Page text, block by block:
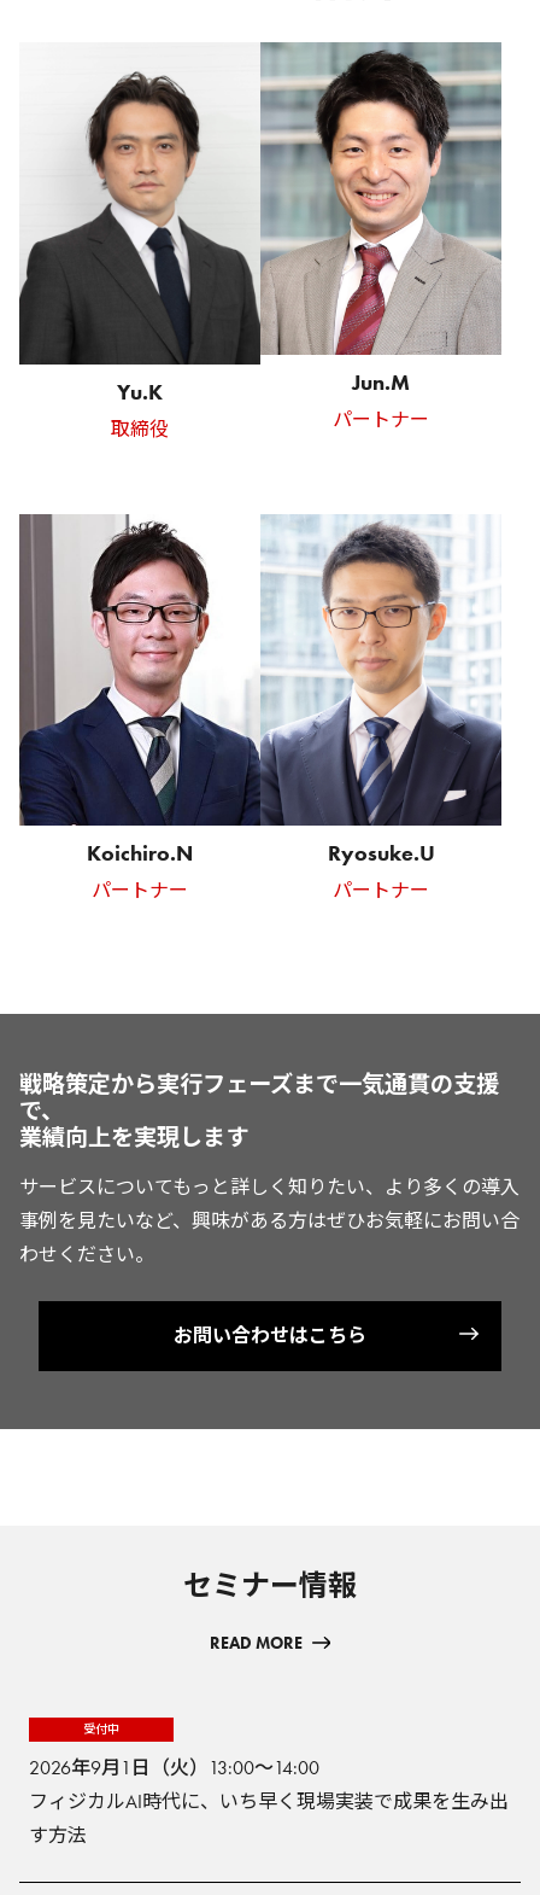
Yu.K
取締役
Jun.M
パートナー
Koichiro.N
パートナー
Ryosuke.U
パートナー
戦略策定から実行フェーズまで一気通貫の支援
で、
業績向上を実現します
サービスについてもっと詳しく知りたい、より多くの導入
事例を見たいなど、興味がある方はぜひお気軽にお問い合
わせください。
お問い合わせはこちら
セミナー情報
READ MORE
フィジカルAI時代に、いち早く現場実装で成果を生み出
す方法
2026年9月1日（火）13:00～14:00
受付中